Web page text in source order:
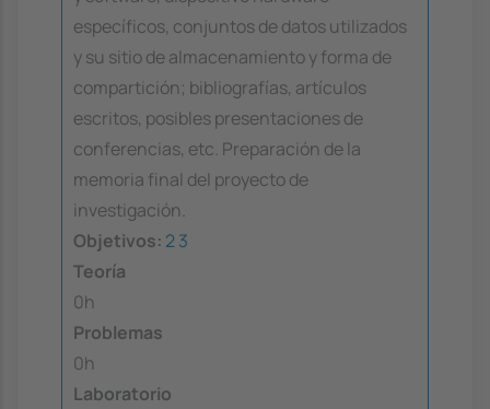
específicos, conjuntos de datos utilizados
y su sitio de almacenamiento y forma de
compartición; bibliografías, artículos
escritos, posibles presentaciones de
conferencias, etc. Preparación de la
memoria final del proyecto de
investigación.
Objetivos: 23
Teoría
0h
Problemas
0h
Laboratorio